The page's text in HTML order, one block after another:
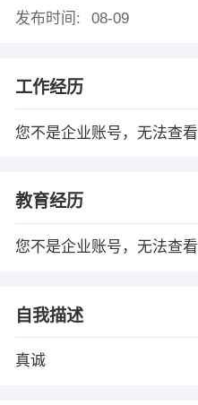
发布时间:
08-09
工作经历
您不是企业账号，无法查看
教育经历
您不是企业账号，无法查看
自我描述
真诚